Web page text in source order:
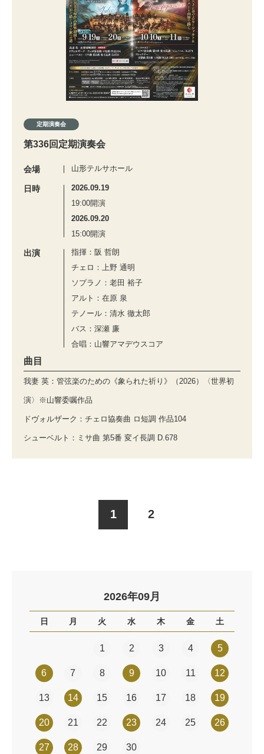
定期演奏会
第336回定期演奏会
会場 山形テルサホール
日時
2026.09.19
19:00開演
2026.09.20
15:00開演
出演
指揮：阪 哲朗
チェロ：上野 通明
ソプラノ：老田 裕子
アルト：在原 泉
テノール：清水 徹太郎
バス：深瀬 廉
合唱：山響アマデウスコア
曲目
我妻 英：管弦楽のための《象られた祈り》（2026）〈世界初
演〉※山響委嘱作品
ドヴォルザーク：チェロ協奏曲 ロ短調 作品104
シューベルト：ミサ曲 第5番 変イ長調 D.678
1 2
2026年09月
日 月 火 水 木 金 土
1 2 3 4 5
6 7 8 9 10 11 12
13 14 15 16 17 18 19
20 21 22 23 24 25 26
27 28 29 30